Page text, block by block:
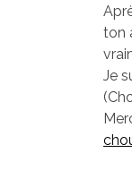
ton
Je